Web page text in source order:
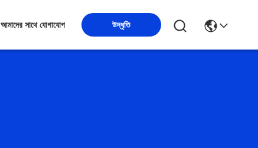
আমাদের সাথে যোগাযোগ উদ্ধৃতি